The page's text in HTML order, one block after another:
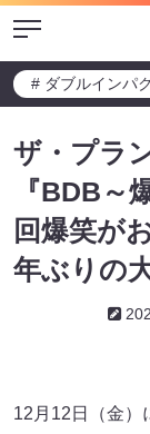
Menu
# ダブルインパ
ザ・プラ
『BDB～
回爆笑が
年ぶりの
12月12日（金）